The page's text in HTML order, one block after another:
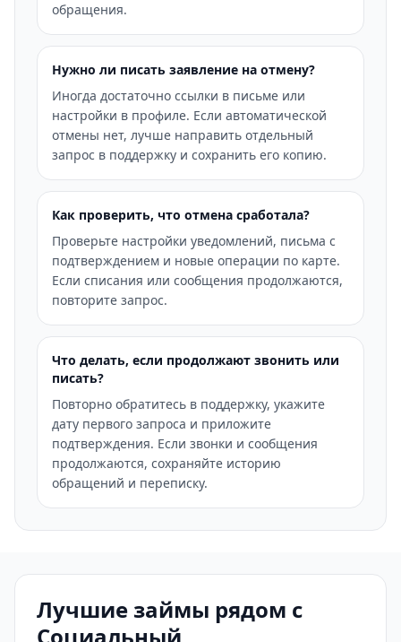
обращения.
Нужно ли писать заявление на отмену?
Иногда достаточно ссылки в письме или
настройки в профиле. Если автоматической
отмены нет, лучше направить отдельный
запрос в поддержку и сохранить его копию.
Как проверить, что отмена сработала?
Проверьте настройки уведомлений, письма с
подтверждением и новые операции по карте.
Если списания или сообщения продолжаются,
повторите запрос.
Что делать, если продолжают звонить или
писать?
Повторно обратитесь в поддержку, укажите
дату первого запроса и приложите
подтверждения. Если звонки и сообщения
продолжаются, сохраняйте историю
обращений и переписку.
Лучшие займы рядом с